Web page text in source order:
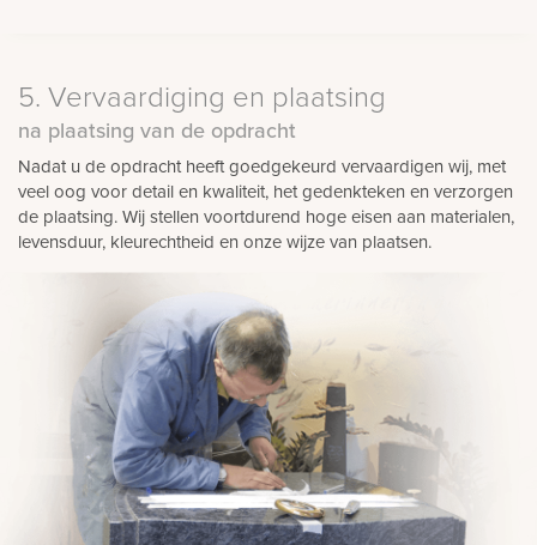
5. Vervaardiging en plaatsing
na plaatsing van de opdracht
Nadat u de opdracht heeft goedgekeurd vervaardigen wij, met
veel oog voor detail en kwaliteit, het gedenkteken en verzorgen
de plaatsing. Wij stellen voortdurend hoge eisen aan materialen,
levensduur, kleurechtheid en onze wijze van plaatsen.